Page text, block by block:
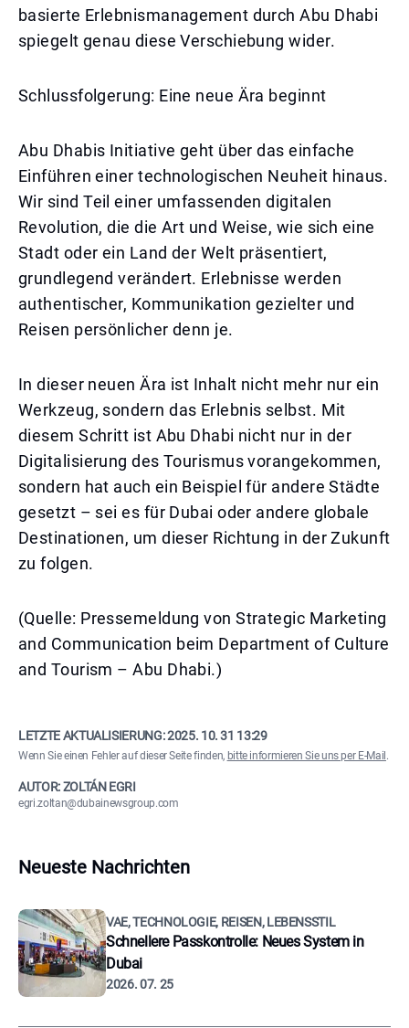
basierte Erlebnismanagement durch Abu Dhabi
spiegelt genau diese Verschiebung wider.
Schlussfolgerung: Eine neue Ära beginnt
Abu Dhabis Initiative geht über das einfache
Einführen einer technologischen Neuheit hinaus.
Wir sind Teil einer umfassenden digitalen
Revolution, die die Art und Weise, wie sich eine
Stadt oder ein Land der Welt präsentiert,
grundlegend verändert. Erlebnisse werden
authentischer, Kommunikation gezielter und
Reisen persönlicher denn je.
In dieser neuen Ära ist Inhalt nicht mehr nur ein
Werkzeug, sondern das Erlebnis selbst. Mit
diesem Schritt ist Abu Dhabi nicht nur in der
Digitalisierung des Tourismus vorangekommen,
sondern hat auch ein Beispiel für andere Städte
gesetzt – sei es für Dubai oder andere globale
Destinationen, um dieser Richtung in der Zukunft
zu folgen.
(Quelle: Pressemeldung von Strategic Marketing
and Communication beim Department of Culture
and Tourism – Abu Dhabi.)
LETZTE AKTUALISIERUNG:2025. 10. 31 13:29
Wenn Sie einen Fehler auf dieser Seite finden, bitte informieren Sie uns per E-Mail .
AUTOR: ZOLTÁN EGRI
egri.zoltan@dubainewsgroup.com
Neueste Nachrichten
VAE, TECHNOLOGIE, REISEN, LEBENSSTIL
Schnellere Passkontrolle: Neues System in
Dubai
2026. 07. 25